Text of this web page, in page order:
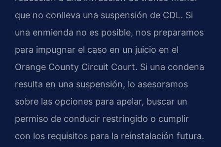
que no conlleva una suspensión de CDL. Si
una enmienda no es posible, nos preparamos
para impugnar el caso en un juicio en el
Orange County Circuit Court. Si una condena
resulta en una suspensión, lo asesoramos
sobre las opciones para apelar, buscar un
permiso de conducir restringido o cumplir
con los requisitos para la reinstalación futura.